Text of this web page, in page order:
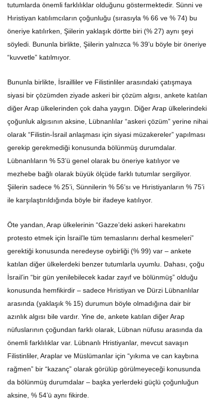
tutumlarda önemli farklılıklar olduğunu göstermektedir. Sünni ve
Hıristiyan katılımcıların çoğunluğu (sırasıyla % 66 ve % 74) bu
öneriye katılırken, Şiilerin yaklaşık dörtte biri (% 27) aynı şeyi
söyledi. Bununla birlikte, Şiilerin yalnızca % 39’u böyle bir öneriye
“kuvvetle” katılmıyor.
Bununla birlikte, İsrailliler ve Filistinliler arasındaki çatışmaya
siyasi bir çözümden ziyade askeri bir çözüm algısı, ankete katılan
diğer Arap ülkelerinden çok daha yaygın. Diğer Arap ülkelerindeki
çoğunluk algısının aksine, Lübnanlılar “askeri çözüm” yerine nihai
olarak “Filistin-İsrail anlaşması için siyasi müzakereler” yapılması
gerekip gerekmediği konusunda bölünmüş durumdalar.
Lübnanlıların % 53’ü genel olarak bu öneriye katılıyor ve
mezhebe bağlı olarak büyük ölçüde farklı tutumlar sergiliyor.
Şiilerin sadece % 25’i, Sünnilerin % 56’sı ve Hıristiyanların % 75’i
ile karşılaştırıldığında böyle bir ifadeye katılıyor.
Öte yandan, Arap ülkelerinin “Gazze’deki askeri harekatını
protesto etmek için İsrail’le tüm temaslarını derhal kesmeleri”
gerektiği konusunda neredeyse oybirliği (% 99) var – ankete
katılan diğer ülkelerdeki benzer tutumlarla uyumlu. Dahası, çoğu
İsrail’in “bir gün yenilebilecek kadar zayıf ve bölünmüş” olduğu
konusunda hemfikirdir – sadece Hıristiyan ve Dürzi Lübnanlılar
arasında (yaklaşık % 15) durumun böyle olmadığına dair bir
azınlık algısı bile vardır. Yine de, ankete katılan diğer Arap
nüfuslarının çoğundan farklı olarak, Lübnan nüfusu arasında da
önemli farklılıklar var. Lübnanlı Hristiyanlar, mevcut savaşın
Filistinliler, Araplar ve Müslümanlar için “yıkıma ve can kaybına
rağmen” bir “kazanç” olarak görülüp görülmeyeceği konusunda
da bölünmüş durumdalar – başka yerlerdeki güçlü çoğunluğun
aksine, % 54’ü aynı fikirde.